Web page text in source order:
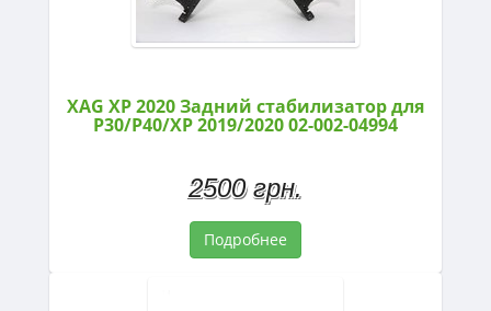
XAG XP 2020 Задний стабилизатор для
P30/P40/XP 2019/2020 02-002-04994
2500 грн.
Подробнее